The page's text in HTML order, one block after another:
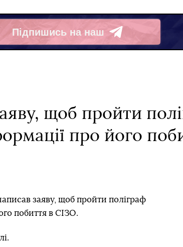
Підпишись на наш
Telegram
щоб пройти
про його
заяву, щоб пройти поліграф
побиття в СІЗО.